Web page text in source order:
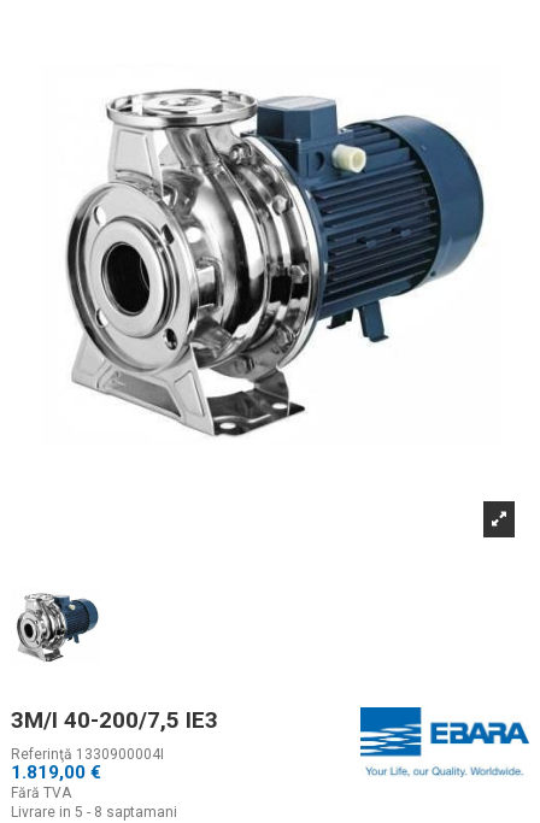
3M/I 40-200/7,5 IE3
Referinţă 1330900004I
1.819,00 €
Fără TVA
Livrare in 5 - 8 saptamani